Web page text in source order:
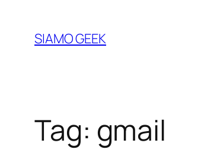
contenuto
SIAMO GEEK
Tag: gmail